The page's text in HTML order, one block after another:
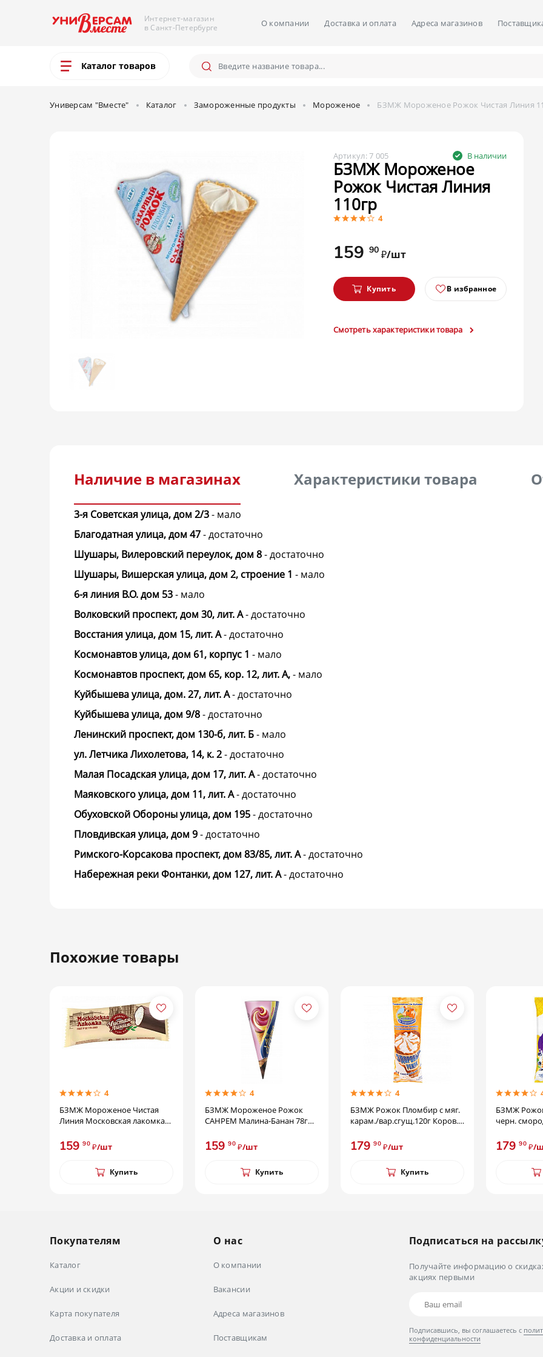
Интернет-магазин
в Санкт-Петербурге
О компании Доставка и оплата Адреса магазинов
Каталог товаров
Универсам "Вместе" Каталог Замороженные продукты Мороженое БЗМЖ Мороженое Рожок Чистая Линия
Артикул:7 005 В наличии
БЗМЖ Мороженое
Рожок Чистая Линия
110гр
4
159 90 ₽/шт
Купить В избранное
Смотреть характеристики товара
Наличие в магазинах Характеристики товара
3-я Советская улица, дом 2/3- мало
Благодатная улица, дом 47-достаточно
Шушары, Вилеровский переулок, дом 8-достаточно
Шушары, Вишерская улица, дом 2, строение 1 - мало
6-я линия В.О. дом 53- мало
Волковский проспект, дом 30, лит. А-достаточно
Восстания улица, дом 15, лит. А-достаточно
Космонавтов улица, дом 61, корпус 1 - мало
Космонавтов проспект, дом 65, кор. 12, лит. А,- мало
Куйбышева улица, дом. 27, лит. А-достаточно
Куйбышева улица, дом 9/8-достаточно
Ленинский проспект, дом 130-б, лит. Б- мало
ул. Летчика Лихолетова, 14, к. 2-достаточно
Малая Посадская улица, дом 17, лит. А-достаточно
Маяковского улица, дом 11, лит. А-достаточно
Обуховской Обороны улица, дом 195-достаточно
Пловдивская улица, дом 9-достаточно
Римского-Корсакова проспект, дом 83/85, лит. А-достаточно
Набережная реки Фонтанки, дом 127, лит. А-достаточно
Похожие товары
БЗМЖ Мороженое Рожок
САНРЕМ Малина-Банан 78г
15990 ₽/шт
Купить
БЗМЖ Рожок Пломбир с мяг.
карам./вар.сгущ.120г Коров.
17990 ₽/шт
Купить
БЗМЖ Рожок Пломбир с
черн. смород. 120г Коров. из
17990 ₽/шт
Купить
БЗМЖ
17990
Покупателям
Каталог
Акции и скидки
Карта покупателя
Доставка и оплата
О нас
О компании
Вакансии
Адреса магазинов
Поставщикам
Подписаться на
Получайте информацию о
акциях первыми
Подписавшись, вы соглашаетесь с
конфиденциальности